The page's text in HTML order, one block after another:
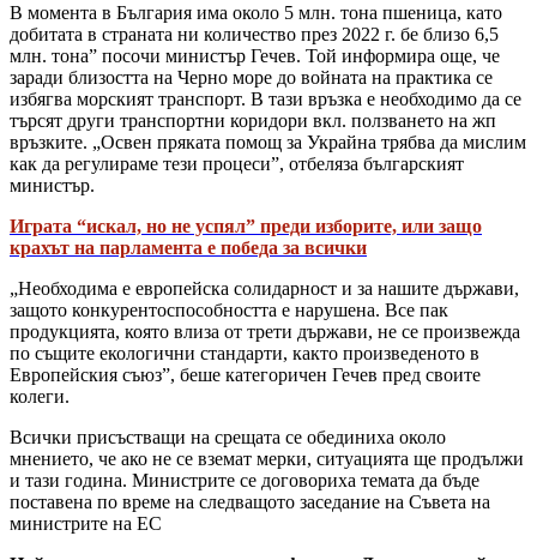
В момента в България има около 5 млн. тона пшеница, като
добитата в страната ни количество през 2022 г. бе близо 6,5
млн. тона” посочи министър Гечев. Той информира още, че
заради близостта на Черно море до войната на практика се
избягва морският транспорт. В тази връзка е необходимо да се
търсят други транспортни коридори вкл. ползването на жп
връзките. „Освен пряката помощ за Украйна трябва да мислим
как да регулираме тези процеси”, отбеляза българският
министър.
Играта “искал, но не успял” преди изборите, или защо
крахът на парламента е победа за всички
„Необходима е европейска солидарност и за нашите държави,
защото конкурентоспособността е нарушена. Все пак
продукцията, която влиза от трети държави, не се произвежда
по същите екологични стандарти, както произведеното в
Европейския съюз”, беше категоричен Гечев пред своите
колеги.
Всички присъстващи на срещата се обединиха около
мнението, че ако не се вземат мерки, ситуацията ще продължи
и тази година. Министрите се договориха темата да бъде
поставена по време на следващото заседание на Съвета на
министрите на ЕС